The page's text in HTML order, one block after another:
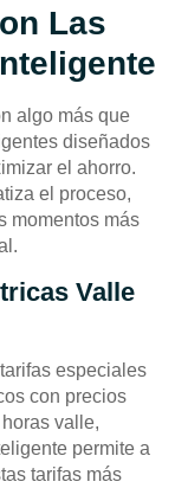
Las
algo más que
diseñados
el ahorro.
el proceso,
momentos más
Valle
especiales
con precios
valle,
permite a
tarifas más